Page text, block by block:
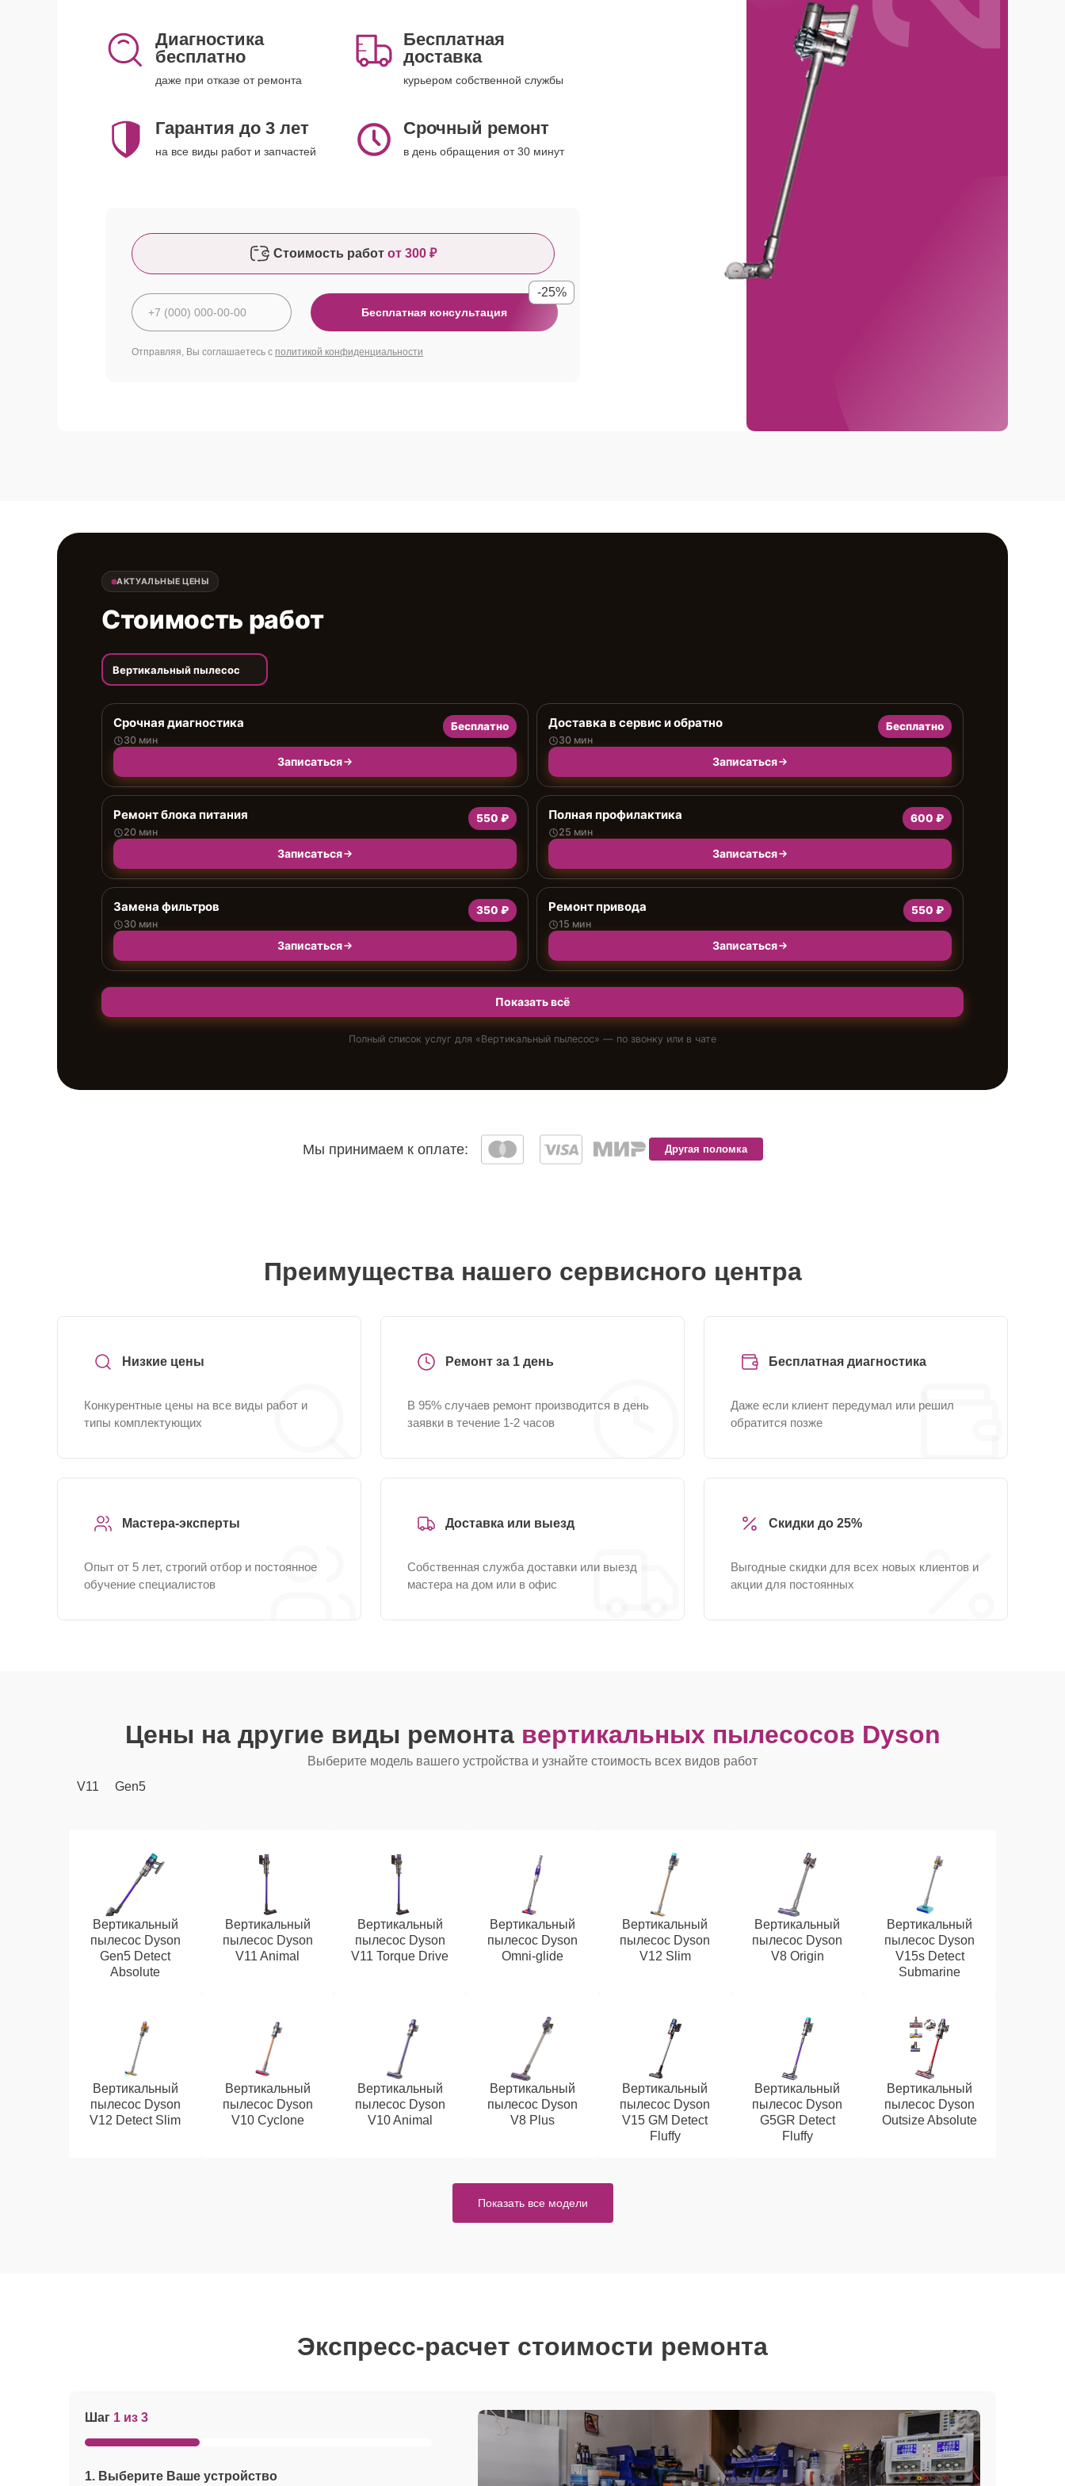
Диагностика
бесплатно
даже при отказе от ремонта
Бесплатная
доставка
курьером собственной службы
Гарантия до 3 лет
на все виды работ и запчастей
Срочный ремонт
в день обращения от 30 минут
Стоимость работ от 300 ₽
Бесплатная консультация
-25%
Отправляя, Вы соглашаетесь с политикой конфиденциальности
АКТУАЛЬНЫЕ ЦЕНЫ
Стоимость работ
Вертикальный пылесос
Срочная диагностика
30 мин
Бесплатно
Записаться
Доставка в сервис и обратно
30 мин
Бесплатно
Записаться
Ремонт блока питания
20 мин
550 ₽
Записаться
Полная профилактика
25 мин
600 ₽
Записаться
Замена фильтров
30 мин
350 ₽
Записаться
Ремонт привода
15 мин
550 ₽
Записаться
Показать всё
Полный список услуг для «Вертикальный пылесос» — по звонку или в чате
Мы принимаем к оплате: Другая поломка
Преимущества нашего сервисного центра
Низкие цены
Конкурентные цены на все виды работ и
типы комплектующих
Ремонт за 1 день
В 95% случаев ремонт производится в день
заявки в течение 1-2 часов
Бесплатная диагностика
Даже если клиент передумал или решил
обратится позже
Мастера-эксперты
Опыт от 5 лет, строгий отбор и постоянное
обучение специалистов
Доставка или выезд
Собственная служба доставки или выезд
мастера на дом или в офис
Скидки до 25%
Выгодные скидки для всех новых клиентов и
акции для постоянных
Цены на другие виды ремонта вертикальных пылесосов Dyson
Выберите модель вашего устройства и узнайте стоимость всех видов работ
V11
Gen5
Вертикальный
пылесос Dyson
Gen5 Detect
Absolute
Вертикальный
пылесос Dyson
V11 Animal
Вертикальный
пылесос Dyson
V11 Torque Drive
Вертикальный
пылесос Dyson
Omni‑glide
Вертикальный
пылесос Dyson
V12 Slim
Вертикальный
пылесос Dyson
V8 Origin
Вертикальный
пылесос Dyson
V15s Detect
Submarine
Вертикальный
пылесос Dyson
V12 Detect Slim
Вертикальный
пылесос Dyson
V10 Cyclone
Вертикальный
пылесос Dyson
V10 Animal
Вертикальный
пылесос Dyson
V8 Plus
Вертикальный
пылесос Dyson
V15 GM Detect
Fluffy
Вертикальный
пылесос Dyson
G5GR Detect
Fluffy
Вертикальный
пылесос Dyson
Outsize Absolute
Показать все модели
Экспресс-расчет стоимости ремонта
Шаг 1 из 3
1. Выберите Ваше устройство